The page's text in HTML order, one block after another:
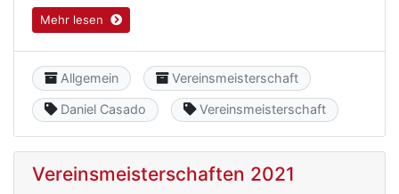
Mehr lesen
Category
Allgemein Category
Vereinsmeisterschaft
Keyword
Daniel Casado Keyword
Vereinsmeisterschaft
Vereinsmeisterschaften 2021